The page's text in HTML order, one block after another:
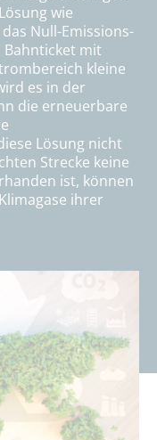
wie
Null-Emissions-
Bahnticket mit
kleine
es in der
die erneuerbare
Lösung nicht
Strecke keine
ist, können
ihrer